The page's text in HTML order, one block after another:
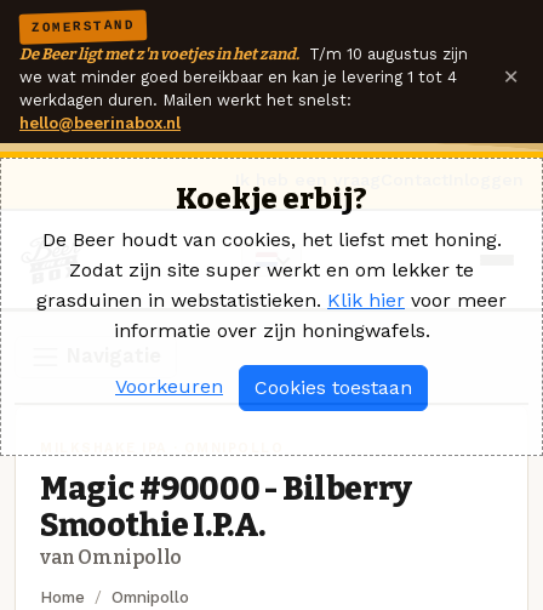
ZOMERSTAND
De Beer ligt met z'n voetjes in het zand. T/m 10 augustus zijn
we wat minder goed bereikbaar en kan je levering 1 tot 4
werkdagen duren. Mailen werkt het snelst:
hello@beerinabox.nl
×
Magic #90000 - Bilberry
Smoothie I.P.A.
van Omnipollo
Home
Omnipollo
Koekje erbij?
De Beer houdt van cookies, het liefst met honing.
Zodat zijn site super werkt en om lekker te
grasduinen in webstatistieken. Klik hier voor meer
informatie over zijn honingwafels.
Voorkeuren Cookies toestaan